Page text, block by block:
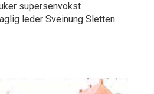
supersenvokst
leder Sveinung Sletten.